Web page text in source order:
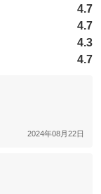
4.7
4.7
4.3
4.7
2024年08月22日